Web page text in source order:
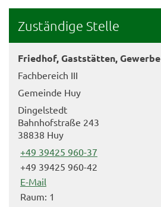
Zuständige Stelle
Friedhof, Gaststätten, Gewerbe
Fachbereich III
Gemeinde Huy
Dingelstedt
Bahnhofstraße 243
38838 Huy
+49 39425 960-37
+49 39425 960-42
E-Mail
Raum: 1